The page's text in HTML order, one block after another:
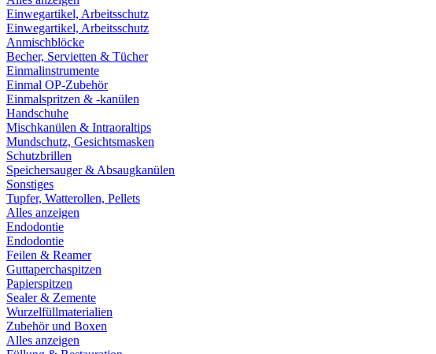
Einwegartikel, Arbeitsschutz
Einwegartikel, Arbeitsschutz
Anmischblöcke
Becher, Servietten & Tücher
Einmalinstrumente
Einmal OP-Zubehör
Einmalspritzen & -kanülen
Handschuhe
Mischkanülen & Intraoraltips
Mundschutz, Gesichtsmasken
Schutzbrillen
Speichersauger & Absaugkanülen
Sonstiges
Tupfer, Watterollen, Pellets
Alles anzeigen
Endodontie
Endodontie
Feilen & Reamer
Guttaperchaspitzen
Papierspitzen
Sealer & Zemente
Wurzelfüllmaterialien
Zubehör und Boxen
Alles anzeigen